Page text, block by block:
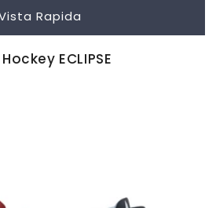
Rapida
ECLIPSE